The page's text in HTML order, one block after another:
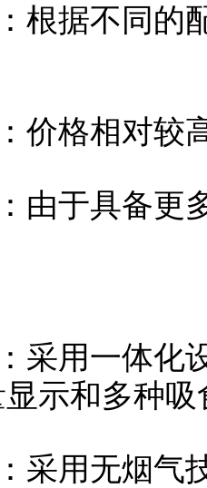
根据不同的
价格相对较
由于具备更
采用一体化
示和多种
采用无烟气